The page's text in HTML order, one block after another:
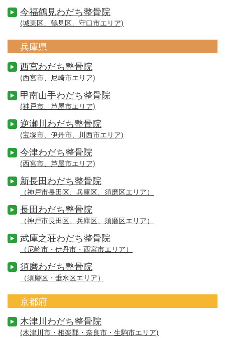
今福鶴見わだち整骨院
(城東区、鶴見区、守口市エリア)
兵庫県
西宮わだち整骨院
(西宮市、尼崎市エリア)
甲南山手わだち整骨院
(神戸市、芦屋市エリア)
逆瀬川わだち整骨院
(宝塚市、伊丹市、川西市エリア)
今津わだち整骨院
(西宮市、芦屋市エリア)
新長田わだち整骨院
（神戸市長田区、兵庫区、須磨区エリア）
長田わだち整骨院
（神戸市長田区、兵庫区、須磨区エリア）
武庫之荘わだち整骨院
（尼崎市・伊丹市・西宮市エリア）
須磨わだち整骨院
（須磨区・垂水区エリア）
京都府
木津川わだち整骨院
(木津川市・相楽郡・奈良市・生駒市エリア)